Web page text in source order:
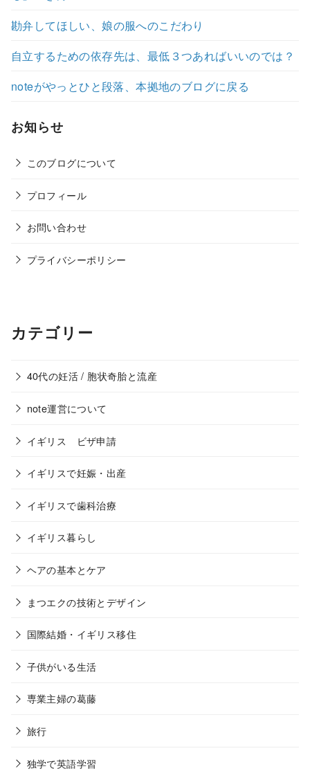
勘弁してほしい、娘の服へのこだわり
自立するための依存先は、最低３つあればいいのでは？
noteがやっとひと段落、本拠地のブログに戻る
お知らせ
このブログについて
プロフィール
お問い合わせ
プライバシーポリシー
カテゴリー
40代の妊活 / 胞状奇胎と流産
note運営について
イギリス ビザ申請
イギリスで妊娠・出産
イギリスで歯科治療
イギリス暮らし
ヘアの基本とケア
まつエクの技術とデザイン
国際結婚・イギリス移住
子供がいる生活
専業主婦の葛藤
旅行
独学で英語学習